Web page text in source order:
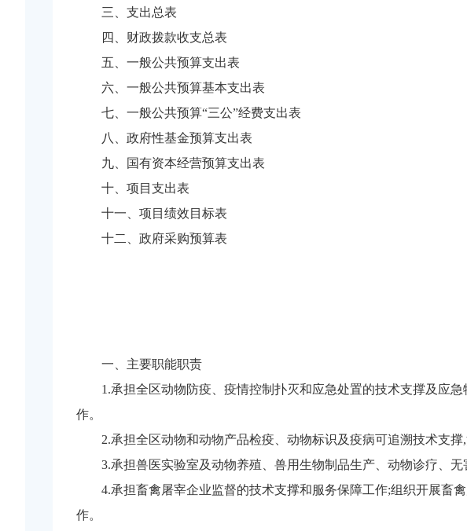
三、支出总表
四、财政拨款收支总表
五、一般公共预算支出表
六、一般公共预算基本支出表
七、一般公共预算“三公”经费支出表
八、政府性基金预算支出表
九、国有资本经营预算支出表
十、项目支出表
十一、项目绩效目标表
十二、政府采购预算表
一、主要职能职责
1.承担全区动物防疫、疫情控制扑灭和应急处置的技术支撑及应
作。
2.承担全区动物和动物产品检疫、动物标识及疫病可追溯技术支
3.承担兽医实验室及动物养殖、兽用生物制品生产、动物诊疗、
4.承担畜禽屠宰企业监督的技术支撑和服务保障工作;组织开展畜
作。